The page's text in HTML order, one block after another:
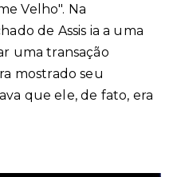
Velho". Na
de Assis ia a uma
uma transação
mostrado seu
que ele, de fato, era